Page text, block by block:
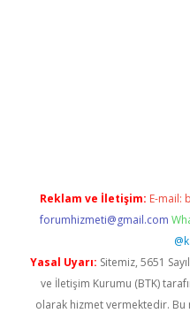
Reklam ve İletişim: E-mail:
forumhizmeti@gmail.com
Yasal Uyarı: Sitemiz, 5651
ve İletişim Kurumu (BTK)
olarak hizmet vermektedir.